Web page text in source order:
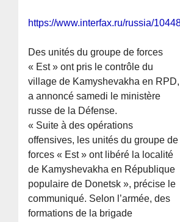
https://www.interfax.ru/russia/
Des unités du groupe de forces
« Est » ont pris le contrôle du
village de Kamyshevakha en RPD,
a annoncé samedi le ministère
russe de la Défense.
« Suite à des opérations
offensives, les unités du groupe de
forces « Est » ont libéré la localité
de Kamyshevakha en République
populaire de Donetsk », précise le
communiqué. Selon l’armée, des
formations de la brigade